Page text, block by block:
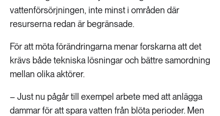
vattenförsörjningen, inte minst i områden där
resurserna redan är begränsade.
För att möta förändringarna menar forskarna att det
krävs både tekniska lösningar och bättre samordning
mellan olika aktörer.
– Just nu pågår till exempel arbete med att anlägga
dammar för att spara vatten från blöta perioder. Men